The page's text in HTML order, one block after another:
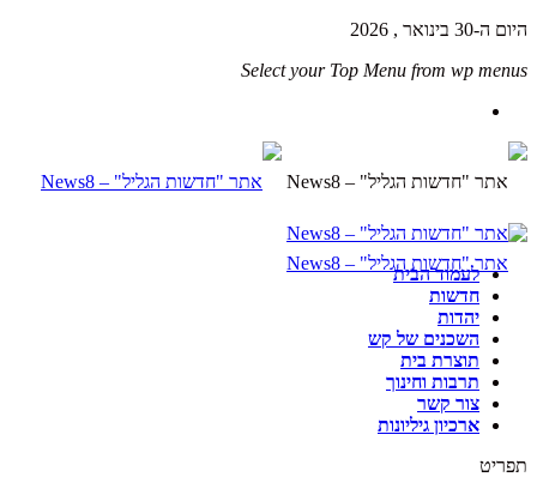
היום ה-30 בינואר , 2026
Select your Top Menu from wp menus
לעמוד הבית
חדשות
יהדות
השכנים של קש
תוצרת בית
תרבות וחינוך
צור קשר
ארכיון גיליונות
תפריט